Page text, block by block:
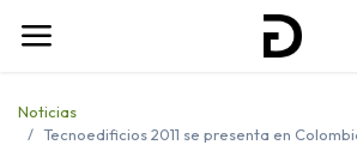
Noticias
Tecnoedificios 2011 se presenta en Colombia como el congreso internacional para la